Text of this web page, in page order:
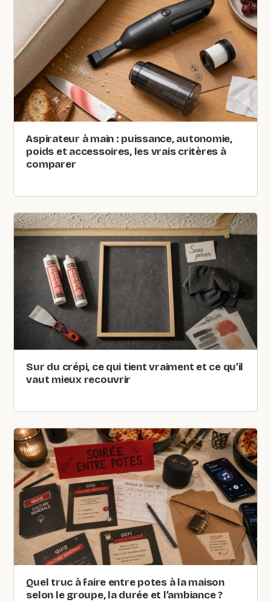
Aspirateur à main : puissance, autonomie,
poids et accessoires, les vrais critères à
comparer
Sur du crépi, ce qui tient vraiment et ce qu’il
vaut mieux recouvrir
Quel truc à faire entre potes à la maison
selon le groupe, la durée et l’ambiance ?